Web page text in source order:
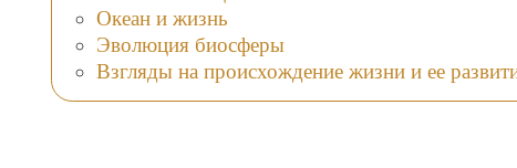
Океан и жизнь
Эволюция биосферы
Взгляды на происхождение жизни и ее